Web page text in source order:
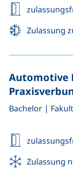
Zulassung
Automotive
Bachelor, |
Zulassung